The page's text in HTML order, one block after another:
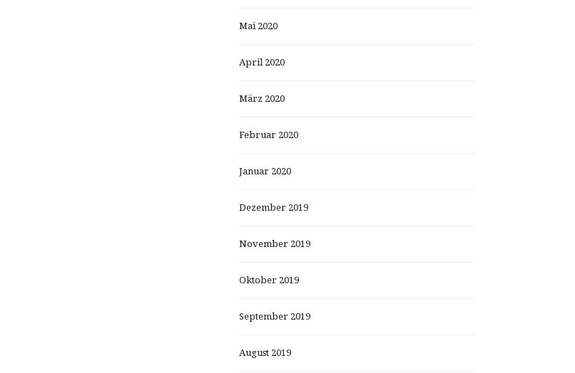
Mai 2020
April 2020
März 2020
Februar 2020
Januar 2020
Dezember 2019
November 2019
Oktober 2019
September 2019
August 2019